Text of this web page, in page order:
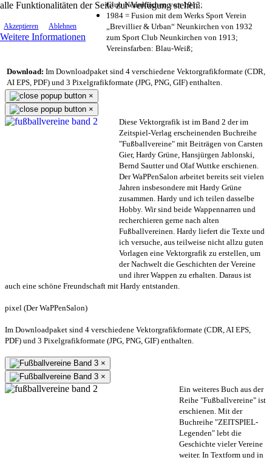
alle Funktionalitäten der Seite zur Verfügung stehen.
Akzeptieren Ablehnen
Weitere Informationen
Club Neunkirchen von 1913;
1984 = Fusion mit dem Werks Sport Verein
„Brevillier & Urban“ Neunkirchen von 1932
zum Sport Club Neunkirchen von 1913;
Vereinsfarben: Blau-Weiß;
Download: Im Downloadpaket sind 4 verschiedene Vektorgrafikformate (CDR,
AI EPS, PDF) und 3 Pixelgrafikformate (JPG, PNG, GIF) enthalten.
×
×
Diese Vektorgrafik ist im Band 2 der im
Zeitspiel-Verlag erscheinenden Buchreihe
"Fußballvereine" mit Beiträgen von Carsten
Gier, Hardy Grüne, Hansjürgen Jablonski,
Bernd Sautter und Olaf Wuttke erschienen.
Der WaPPenSalon arbeitet bereits seit vielen
Jahren insbesondere mit Hardy Grüne
zusammen. Hardy und ich teilen dasselbe
Hobby. Wir sind beide Wappennarren und
recherchieren gerne nach alten
Fußballvereinen. Hardy liefert die Texte und
ich versuche, aus teilweise nicht allzu guten
Vorlagen eine Vektorgrafik zu erstellen, um
der Nachwelt die Geschichten der Vereine
und ihrer Wappen zu erhalten. Daraus ist
auch eine schöne Freundschaft mit Hardy entstanden.
pixel (Der WaPPenSalon)
Im Downloadpaket sind 4 verschiedene Vektorgrafikformate (CDR, AI EPS,
PDF) und 3 Pixelgrafikformate (JPG, PNG, GIF) enthalten.
×
×
Ein weiteres Buch aus der
Reihe "Fußballvereine" ist
erschienen. Mit der
Buchreihe "ZEITSPIEL-
Legenden" lebt die
Geschichte vieler Vereine
weiter. In Textform und in